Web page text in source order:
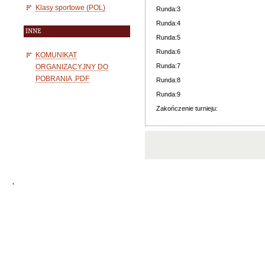
Klasy sportowe (POL)
INNE
KOMUNIKAT
ORGANIZACYJNY DO
POBRANIA .PDF
Runda:3
Runda:4
Runda:5
Runda:6
Runda:7
Runda:8
Runda:9
Zakończenie turnieju:
'